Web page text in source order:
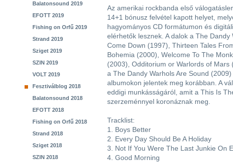
Balatonsound 2019
EFOTT 2019
Fishing on Orfű 2019
Strand 2019
Sziget 2019
SZIN 2019
VOLT 2019
Fesztiválblog 2018
Balatonsound 2018
EFOTT 2018
Fishing on Orfű 2018
Strand 2018
Sziget 2018
SZIN 2018
Az amerikai rockbanda első
14+1 bónusz felvétel kapott helyet,
hagyományos CD formátumon és
elérhetők lesznek. A dalok a The Dandy
Come Down (1997), Thirteen Tales
Bohemia (2000), Welcome To The
(2003), Odditorium or Warlords of Mars
a The Dandy Warhols Are Sound
albumokon jelentek meg korábban. A
eddigi munkásságáról, amit a This Is
szerzeménnyel koronáznak meg.
Tracklist:
1. Boys Better
2. Every Day Should Be A Holiday
3. Not If You Were The Last Junkie On
4. Good Morning